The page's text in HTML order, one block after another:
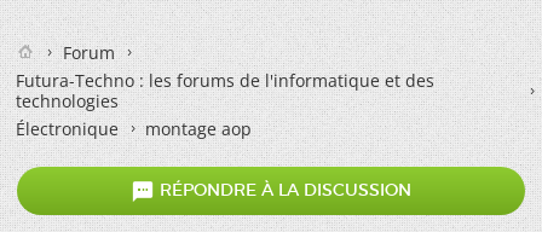
Forum
Futura-Techno : les forums de l'informatique et des
technologies
Électronique
montage aop
 RÉPONDRE À LA DISCUSSION